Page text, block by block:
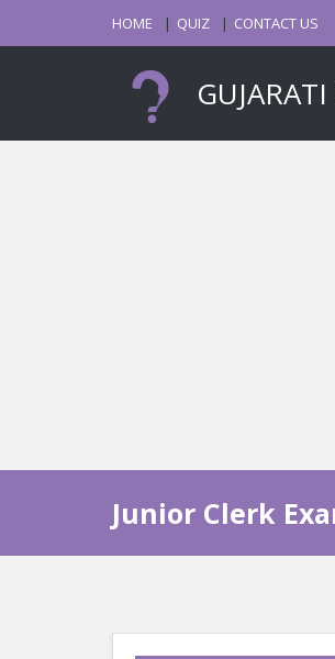
HOME QUIZ CONTACT US
Junior Clerk